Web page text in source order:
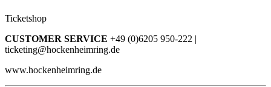
Ticketshop
CUSTOMER SERVICE +49 (0)6205 950-222 |
ticketing@hockenheimring.de
www.hockenheimring.de